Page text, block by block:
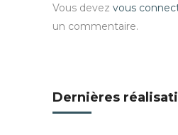
Vous devez vous
un commentaire.
Dernières